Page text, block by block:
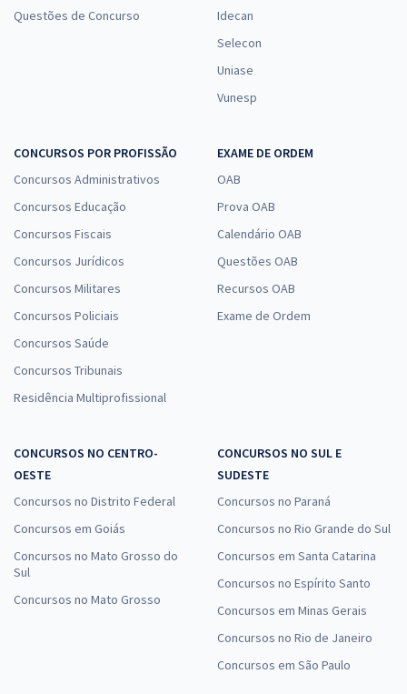
Questões de Concurso
Idecan
Selecon
Uniase
Vunesp
CONCURSOS POR PROFISSÃO
Concursos Administrativos
Concursos Educação
Concursos Fiscais
Concursos Jurídicos
Concursos Militares
Concursos Policiais
Concursos Saúde
Concursos Tribunais
Residência Multiprofissional
EXAME DE ORDEM
OAB
Prova OAB
Calendário OAB
Questões OAB
Recursos OAB
Exame de Ordem
CONCURSOS NO CENTRO-
OESTE
Concursos no Distrito Federal
Concursos em Goiás
Concursos no Mato Grosso do
Sul
Concursos no Mato Grosso
CONCURSOS NO SUL E
SUDESTE
Concursos no Paraná
Concursos no Rio Grande do Sul
Concursos em Santa Catarina
Concursos no Espírito Santo
Concursos em Minas Gerais
Concursos no Rio de Janeiro
Concursos em São Paulo